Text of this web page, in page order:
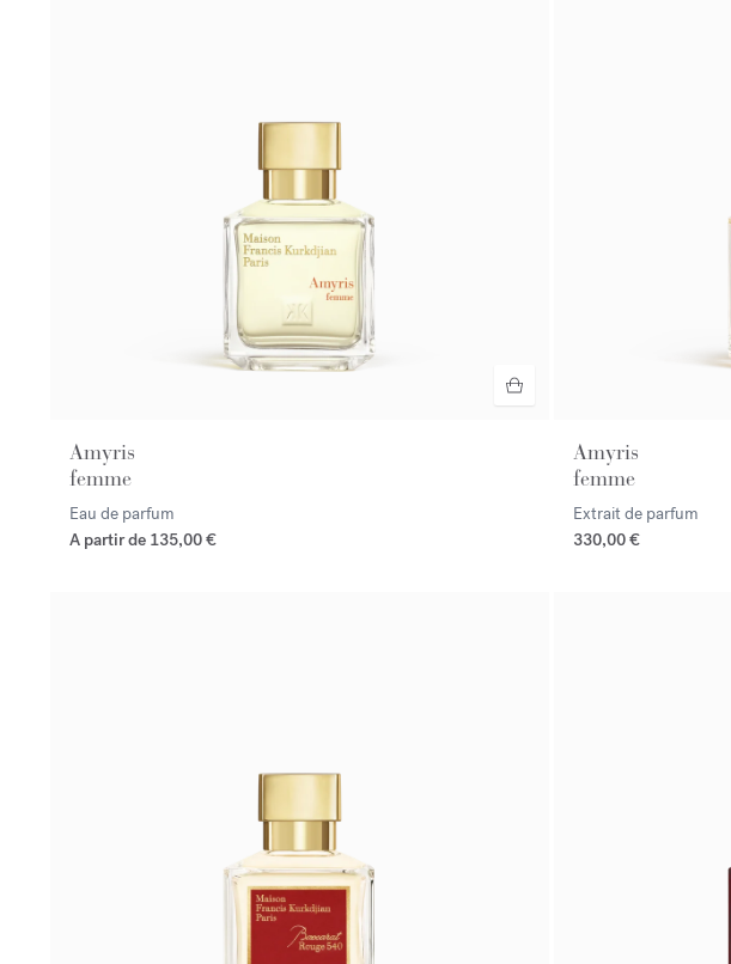
Amyris
femme
Eau de parfum
A partir de 135,00 €
Amyris
femme
Extrait de parfum
330,00 €